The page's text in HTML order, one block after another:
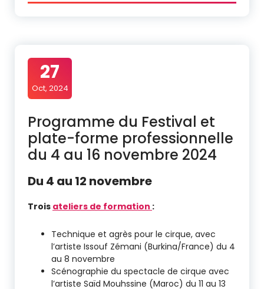
27
Oct, 2024
Programme du Festival et
plate-forme professionnelle
du 4 au 16 novembre 2024
Du 4 au 12 novembre
Trois ateliers de formation :
Technique et agrès pour le cirque, avec
l’artiste Issouf Zémani (Burkina/France) du 4
au 8 novembre
Scénographie du spectacle de cirque avec
l’artiste Saïd Mouhssine (Maroc) du 11 au 13